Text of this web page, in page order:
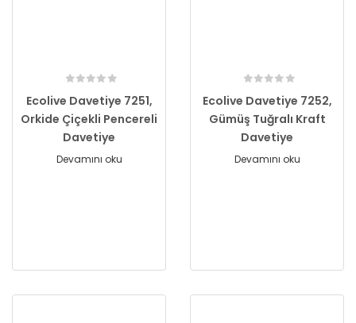
Ecolive Davetiye 7251,
Orkide Çiçekli Pencereli
Davetiye
Devamını oku
Ecolive Davetiye 7252,
Gümüş Tuğralı Kraft
Davetiye
Devamını oku